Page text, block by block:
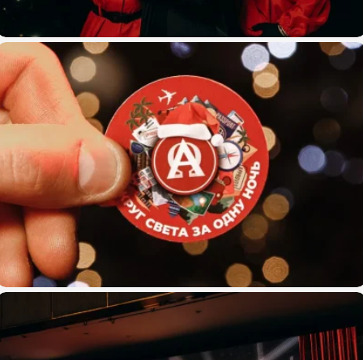
Игра в Кальмара
Альфа-Омега: Вокруг света за одну ночь